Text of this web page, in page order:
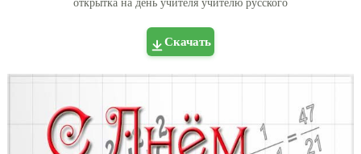
открытка на день учителя учителю русского
Скачать